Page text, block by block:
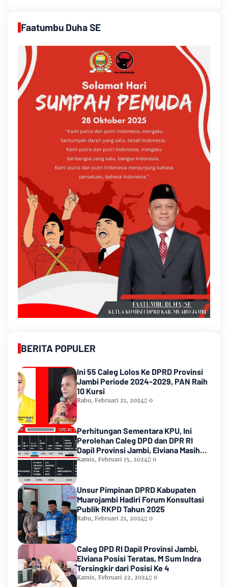
Faatumbu Duha SE
BERITA POPULER
Ini 55 Caleg Lolos Ke DPRD Provinsi
Jambi Periode 2024-2029, PAN Raih
10 Kursi
Rabu, Februari 21, 2024 0
Perhitungan Sementara KPU, Ini
Perolehan Caleg DPD dan DPR RI
Dapil Provinsi Jambi, Elviana Masih
Urutan Kedua Teratas
Kamis, Februari 15, 2024 0
Unsur Pimpinan DPRD Kabupaten
Muarojambi Hadiri Forum Konsultasi
Publik RKPD Tahun 2025
Rabu, Februari 21, 2024 0
Caleg DPD RI Dapil Provinsi Jambi,
Elviana Posisi Teratas, M Sum Indra
Tersingkir dari Posisi Ke 4
Kamis, Februari 22, 2024 0